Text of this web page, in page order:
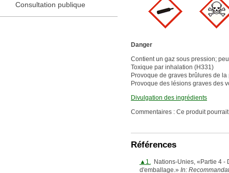
Consultation publique
Danger
Contient un gaz sous pression;
Toxique par inhalation (H331)
Provoque de graves brûlures de
Provoque des lésions graves des
Divulgation des ingrédients
Commentaires : Ce produit
Références
▲1.Nations-Unies, «Partie 4 -
d'emballage.» In: